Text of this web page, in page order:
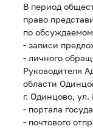
В период
право
по
- записи
- личного
Руководителя
области
г. Одинцово,
- портала
- почтового